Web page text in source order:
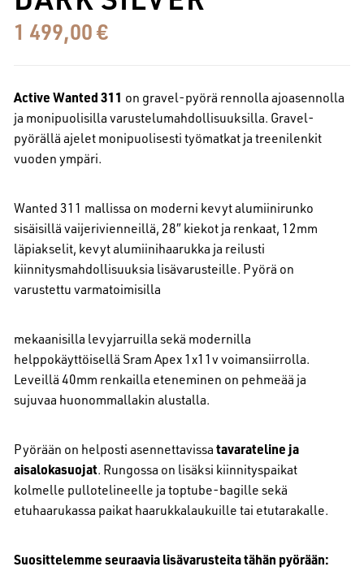
1 499,00€
Active Wanted 311 on gravel-pyörä rennolla ajoasennolla
ja monipuolisilla varustelumahdollisuuksilla. Gravel-
pyörällä ajelet monipuolisesti työmatkat ja treenilenkit
vuoden ympäri.
Wanted 311 mallissa on moderni kevyt alumiinirunko
sisäisillä vaijerivienneillä, 28″ kiekot ja renkaat, 12mm
läpiakselit, kevyt alumiinihaarukka ja reilusti
kiinnitysmahdollisuuksia lisävarusteille. Pyörä on
varustettu varmatoimisilla
mekaanisilla levyjarruilla sekä modernilla
helppokäyttöisellä Sram Apex 1x11v voimansiirrolla.
Leveillä 40mm renkailla eteneminen on pehmeää ja
sujuvaa huonommallakin alustalla.
Pyörään on helposti asennettavissa tavarateline ja
aisalokasuojat. Rungossa on lisäksi kiinnityspaikat
kolmelle pullotelineelle ja toptube-bagille sekä
etuhaarukassa paikat haarukkalaukuille tai etutarakalle.
Suosittelemme seuraavia lisävarusteita tähän pyörään: